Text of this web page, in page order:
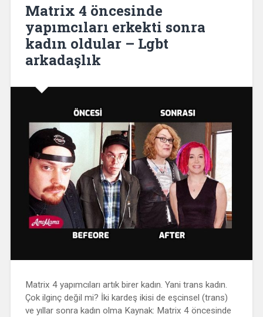
Matrix 4 öncesinde
yapımcıları erkekti sonra
kadın oldular – Lgbt
arkadaşlık
Matrix 4 yapımcıları artık birer kadın. Yani trans kadın.
Çok ilginç değil mi? İki kardeş ikisi de eşcinsel (trans)
ve yıllar sonra kadın olma Kaynak: Matrix 4 öncesinde